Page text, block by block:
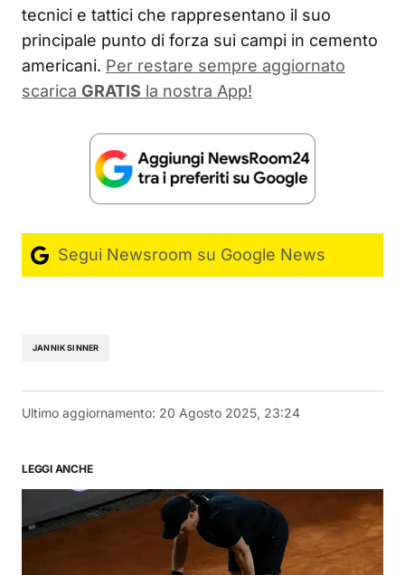
tecnici e tattici che rappresentano il suo
principale punto di forza sui campi in cemento
americani. Per restare sempre aggiornato
scarica GRATIS la nostra App!
Segui Newsroom su Google News
JANNIK SINNER
Ultimo aggiornamento: 20 Agosto 2025, 23:24
LEGGI ANCHE